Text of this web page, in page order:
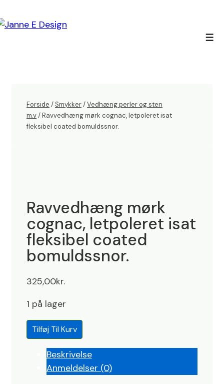
Hop
Forside / Smykker/Vedhæng perler og sten
m.v/ Ravvedhæng mørk cognac, letpoleret isat
fleksibel coated bomuldssnor.
Ravvedhæng mørk
cognac, letpoleret isat
fleksibel coated
bomuldssnor.
325,00kr.
1 på lager
Ravvedhæng
mørk
cognac,
letpoleret
Tilføj Til Kurv
Beskrivelse
Anmeldelser (0)